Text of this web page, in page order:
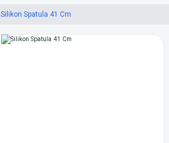
Silikon Spatula 41 Cm